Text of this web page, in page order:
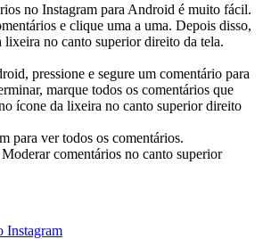
no Instagram para Android é muito fácil.
e clique uma a uma. Depois disso,
lixeira no canto superior direito da tela.
pressione e segure um comentário para
marque todos os comentários que
ícone da lixeira no canto superior direito
para ver todos os comentários.
comentários no canto superior
Instagram